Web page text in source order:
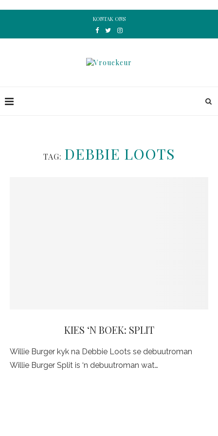
KONTAK ONS
TAG: DEBBIE LOOTS
KIES ‘N BOEK: SPLIT
Willie Burger kyk na Debbie Loots se debuutroman
Willie Burger Split is ‘n debuutroman wat…